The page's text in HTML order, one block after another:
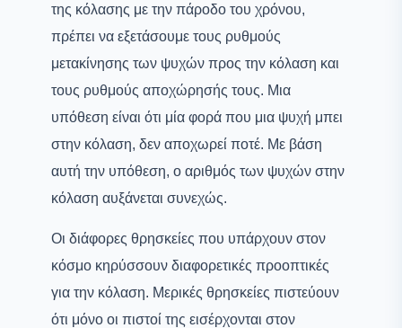
της κόλασης με την πάροδο του χρόνου,
πρέπει να εξετάσουμε τους ρυθμούς
μετακίνησης των ψυχών προς την κόλαση και
τους ρυθμούς αποχώρησής τους. Μια
υπόθεση είναι ότι μία φορά που μια ψυχή μπει
στην κόλαση, δεν αποχωρεί ποτέ. Με βάση
αυτή την υπόθεση, ο αριθμός των ψυχών στην
κόλαση αυξάνεται συνεχώς.
Οι διάφορες θρησκείες που υπάρχουν στον
κόσμο κηρύσσουν διαφορετικές προοπτικές
για την κόλαση. Μερικές θρησκείες πιστεύουν
ότι μόνο οι πιστοί της εισέρχονται στον